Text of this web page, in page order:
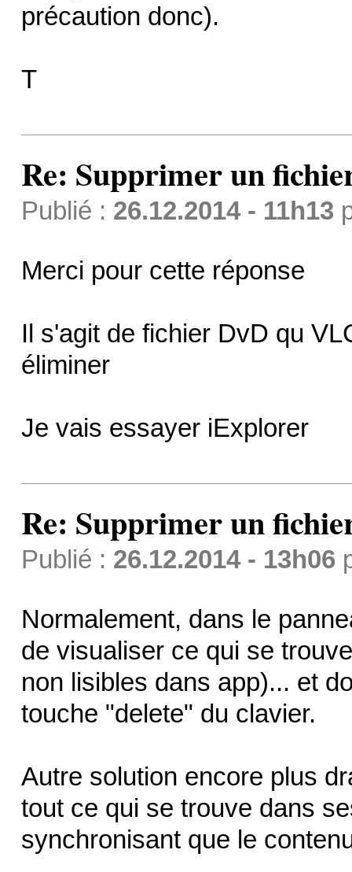
précaution donc).
T
Re: Supprimer un
Publié : 26.12.2014 - 11h13
Merci pour cette réponse
Il s'agit de fichier DvD qu
éliminer
Je vais essayer iExplorer
Re: Supprimer un
Publié : 26.12.2014 - 13h06
Normalement, dans le
de visualiser ce qui se
non lisibles dans app)... et
touche "delete" du clavier.
Autre solution encore plus
tout ce qui se trouve dans
synchronisant que le